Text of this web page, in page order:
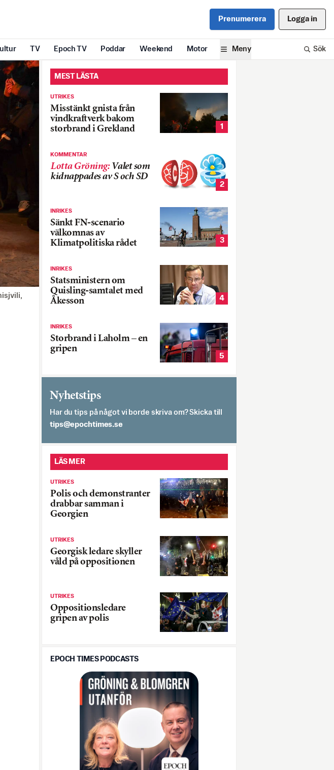
Prenumerera Logga in
TV Epoch TV Poddar Weekend Motor Meny Sök
MEST LÄSTA
UTRIKES
Misstänkt gnista från
vindkraftverk bakom
storbrand i Grekland
1
KOMMENTAR
Lotta Gröning: Valet som
kidnappades av S och SD
2
INRIKES
Sänkt FN-scenario
välkomnas av
Klimatpolitiska rådet
3
INRIKES
Statsministern om
Quisling-samtalet med
Åkesson
4
INRIKES
Storbrand i Laholm – en
gripen
5
Nyhetstips
Har du tips på något vi borde skriva om? Skicka till
es.semithcope@spit
LÄS MER
UTRIKES
Polis och demonstranter
drabbar samman i
Georgien
UTRIKES
Georgisk ledare skyller
våld på oppositionen
UTRIKES
Oppositionsledare
gripen av polis
EPOCH TIMES PODCASTS